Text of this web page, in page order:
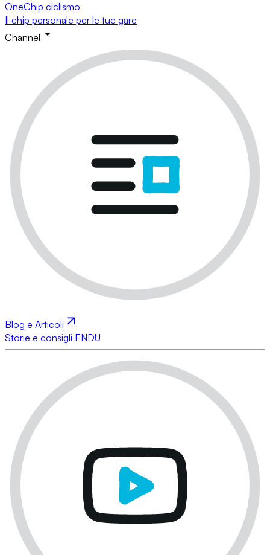
OneChip ciclismo
Il chip personale per le tue gare
Channel
Blog e Articoli
Storie e consigli ENDU